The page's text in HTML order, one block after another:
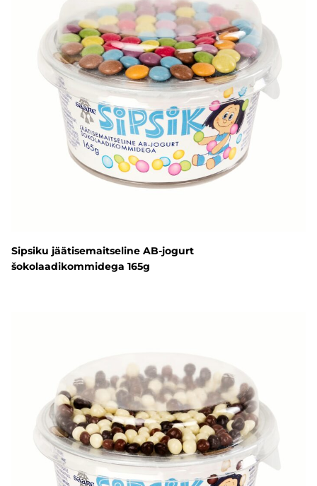
Sipsiku jäätisemaitseline AB-jogurt
šokolaadikommidega 165g